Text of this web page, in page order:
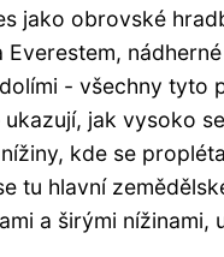
jako obrovské
- všechny tyto
jak vysoko
kde se
tu hlavní
a širými